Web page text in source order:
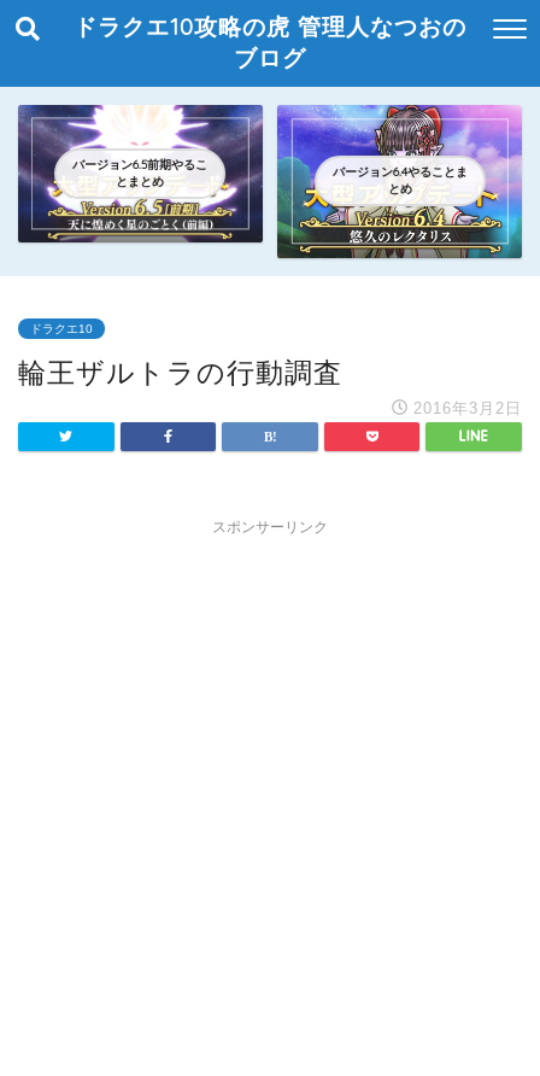
ドラクエ10攻略の虎 管理人なつおの
ブログ
バージョン6.5前期やるこ
とまとめ
バージョン6.4やることま
とめ
ドラクエ10
輪王ザルトラの行動調査
2016年3月2日
スポンサーリンク